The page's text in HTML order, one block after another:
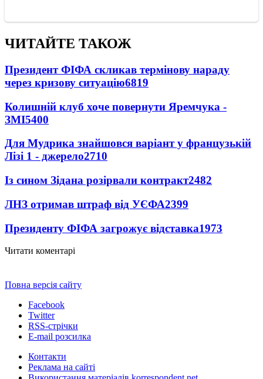
ЧИТАЙТЕ ТАКОЖ
Президент ФІФА скликав термінову нараду
через кризову ситуацію6819
Колишній клуб хоче повернути Яремчука -
ЗМІ5400
Для Мудрика знайшовся варіант у французькій
Лізі 1 - джерело2710
Із сином Зідана розірвали контракт2482
ЛНЗ отримав штраф від УЄФА2399
Президенту ФІФА загрожує відставка1973
Читати коментарі
Повна версія сайту
Facebook
Twitter
RSS-стрічки
E-mail розсилка
Контакти
Реклама на сайті